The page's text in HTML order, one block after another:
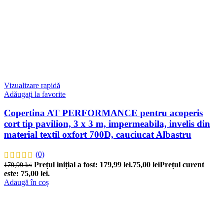
Vizualizare rapidă
Adăugați la favorite
Copertina AT PERFORMANCE pentru acoperis
cort tip pavilion, 3 x 3 m, impermeabila, invelis din
material textil oxfort 700D, cauciucat Albastru
(0)
179,99lei Prețul inițial a fost: 179,99 lei.75,00 leiPrețul curent
este: 75,00 lei.
Adaugă în coș